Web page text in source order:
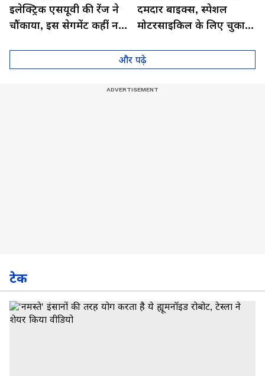
इलेक्ट्रिक एसयूवी की रेंज ने
चौंकाया, इस सेगमेंट कहीं नहीं
दमदार बाइक्स, स्पेशल
मोटरसाइकिल के लिए चुकाने
ऑप्शन
और पढ़े
टेक